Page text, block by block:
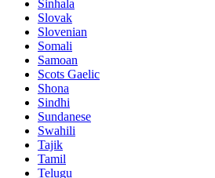
Sinhala
Slovak
Slovenian
Somali
Samoan
Scots Gaelic
Shona
Sindhi
Sundanese
Swahili
Tajik
Tamil
Telugu